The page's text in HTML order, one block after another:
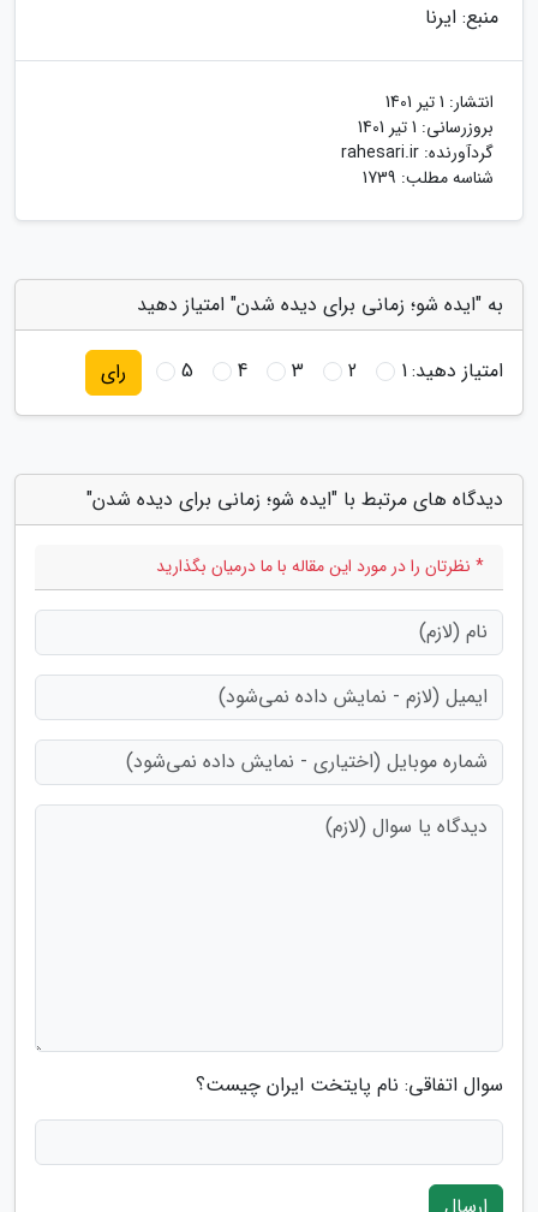
منبع: ایرنا
انتشار: 1 تیر 1401
بروزرسانی: 1 تیر 1401
گردآورنده: rahesari.ir
شناسه مطلب: 1739
به "ایده شو؛ زمانی برای دیده شدن" امتیاز دهید
امتیاز دهید:1
2
3
4
5 رای
دیدگاه های مرتبط با "ایده شو؛ زمانی برای دیده شدن"
* نظرتان را در مورد این مقاله با ما درمیان بگذارید
سوال اتفاقی: نام پایتخت ایران چیست؟